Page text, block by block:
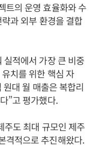
트의 운영 효율화와 수
과 외부 환경을 결합
실적에서 가장 큰 비중
치를 위한 핵심 자
대 월 매출은 복합리
”고 평가했다.
주도 최대 규모인 제주
격적으로 추진해왔다.